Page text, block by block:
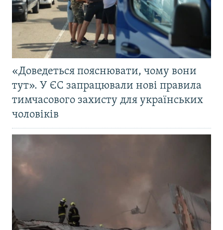
«Доведеться пояснювати, чому вони
тут». У ЄС запрацювали нові правила
тимчасового захисту для українських
чоловіків